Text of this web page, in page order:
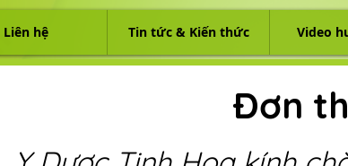
Liên hệ Tin tức & Kiến thức Video
Đơn